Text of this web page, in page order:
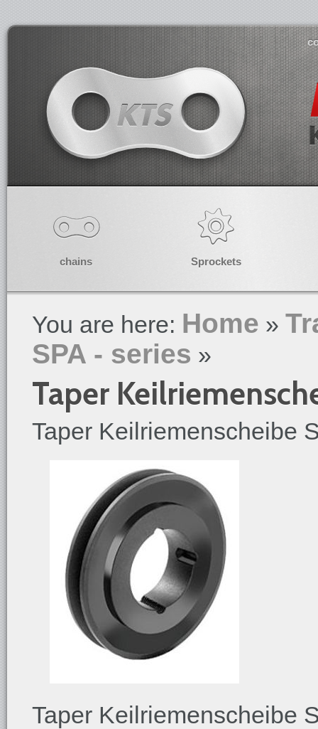
chains Sprockets
You are here: Home »
SPA - series »
Taper
Taper Keilriemenscheibe
Taper Keilriemenscheibe